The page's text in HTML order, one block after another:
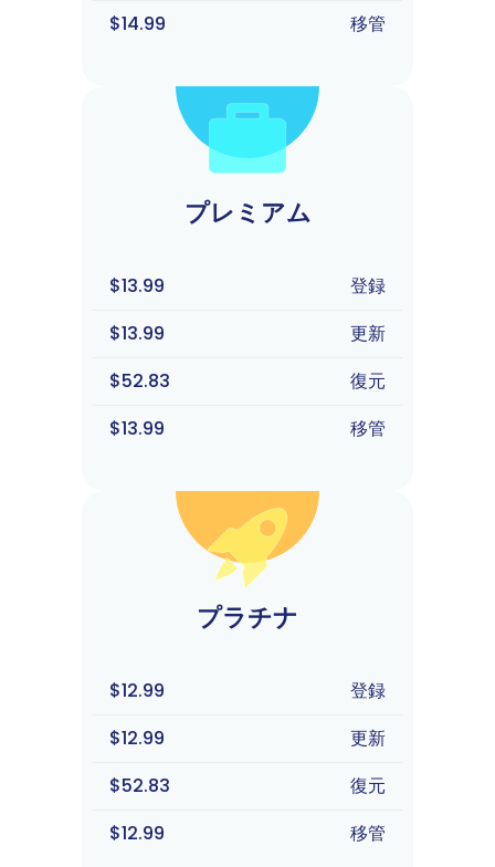
$14.99
移管
プレミアム
$13.99
登録
$13.99
更新
$52.83
復元
$13.99
移管
プラチナ
$12.99
登録
$12.99
更新
$52.83
復元
$12.99
移管